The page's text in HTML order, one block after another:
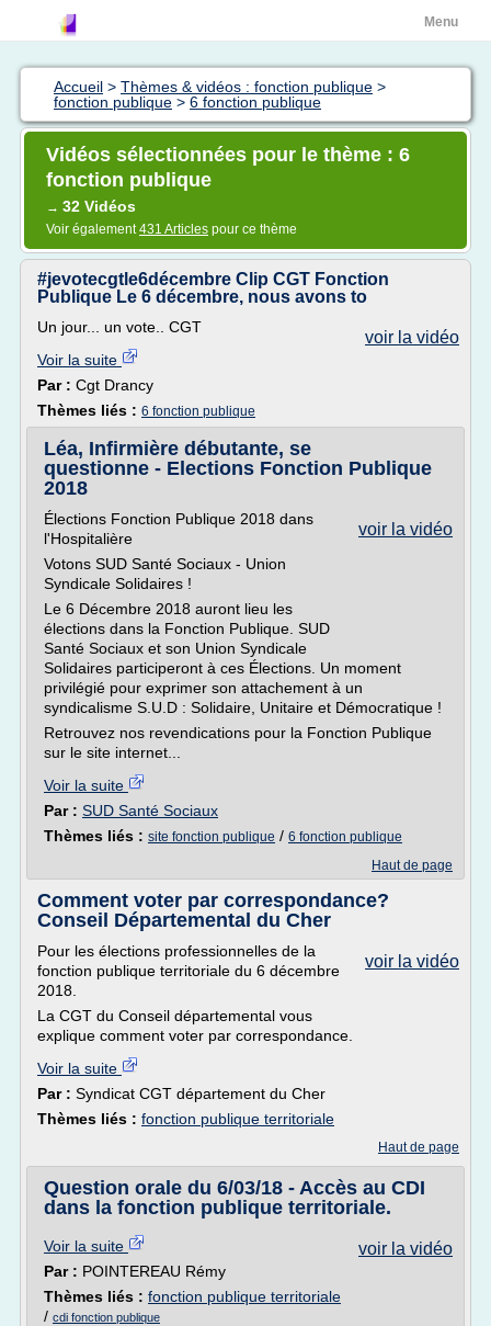
Menu
Accueil > Thèmes & vidéos : fonction publique >
fonction publique > 6 fonction publique
Vidéos sélectionnées pour le thème : 6
fonction publique
→ 32 Vidéos
Voir également431 Articles pour ce thème
#jevotecgtle6décembre Clip CGT Fonction
Publique Le 6 décembre, nous avons to
voir la vidéo
Un jour... un vote.. CGT
Voir la suite
Par : Cgt Drancy
Thèmes liés : 6 fonction publique
Léa, Infirmière débutante, se
questionne - Elections Fonction Publique
2018
voir la vidéo
Élections Fonction Publique 2018 dans
l'Hospitalière
Votons SUD Santé Sociaux - Union
Syndicale Solidaires !
Le 6 Décembre 2018 auront lieu les
élections dans la Fonction Publique. SUD
Santé Sociaux et son Union Syndicale
Solidaires participeront à ces Élections. Un moment
privilégié pour exprimer son attachement à un
syndicalisme S.U.D : Solidaire, Unitaire et Démocratique !
Retrouvez nos revendications pour la Fonction Publique
sur le site internet...
Voir la suite
Par : SUD Santé Sociaux
Thèmes liés : site fonction publique / 6 fonction publique
Haut de page
Comment voter par correspondance?
Conseil Départemental du Cher
voir la vidéo
Pour les élections professionnelles de la
fonction publique territoriale du 6 décembre
2018.
La CGT du Conseil départemental vous
explique comment voter par correspondance.
Voir la suite
Par : Syndicat CGT département du Cher
Thèmes liés : fonction publique territoriale
Haut de page
Question orale du 6/03/18 - Accès au CDI
dans la fonction publique territoriale.
voir la vidéo
Voir la suite
Par : POINTEREAU Rémy
Thèmes liés : fonction publique territoriale
/ cdi fonction publique